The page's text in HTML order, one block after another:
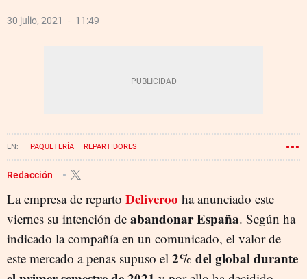
30 julio, 2021 11:49
PAQUETERÍA REPARTIDORES
Redacción
La empresa de reparto Deliveroo ha anunciado este
viernes su intención de abandonar España. Según ha
indicado la compañía en un comunicado, el valor de
este mercado a penas supuso el 2% del global durante